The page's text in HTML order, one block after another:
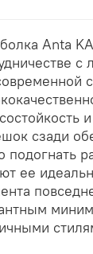
Anta
сзади
подогнать
ее